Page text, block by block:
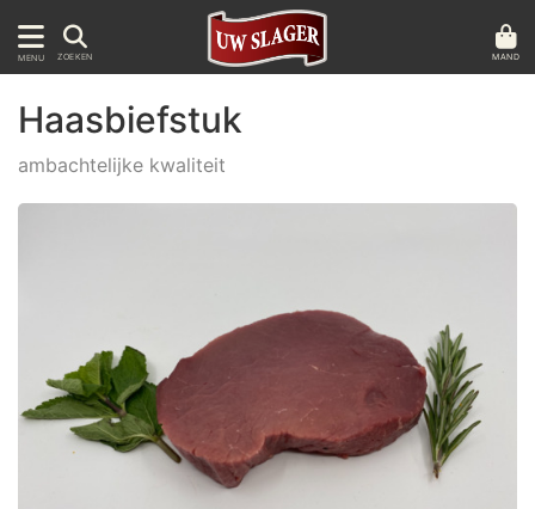
MENU ZOEKEN MAND
Haasbiefstuk
ambachtelijke kwaliteit